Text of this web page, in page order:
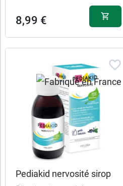
8,99 €
Pediakid nervosité sirop